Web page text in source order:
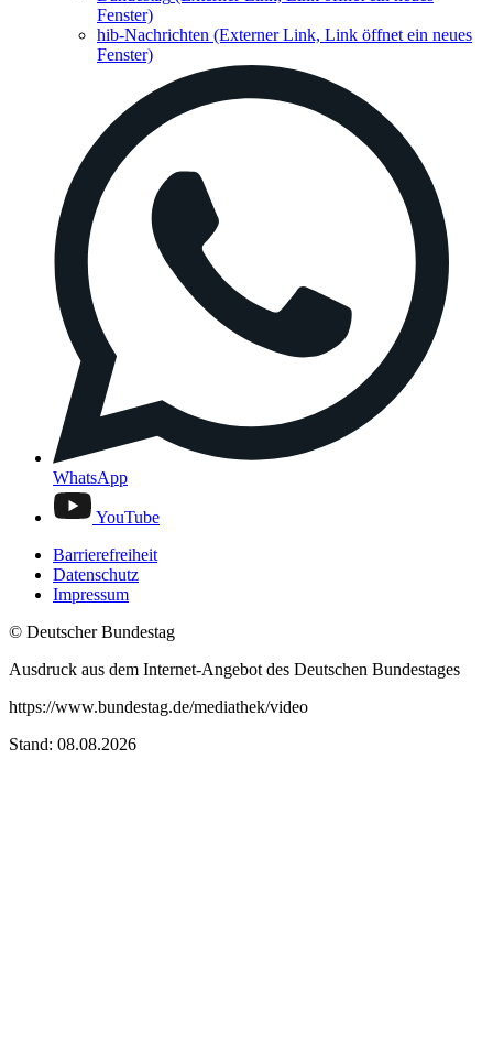
Fenster)
hib-Nachrichten (Externer Link, Link öffnet ein neues
Fenster)
WhatsApp
YouTube
Barrierefreiheit
Datenschutz
Impressum
© Deutscher Bundestag
Ausdruck aus dem Internet-Angebot des Deutschen Bundestages
https://www.bundestag.de/mediathek/video
Stand: 08.08.2026